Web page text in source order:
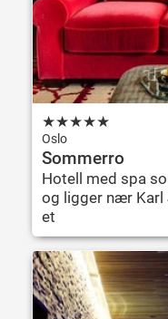
★★★★★
Oslo
Sommerro
Hotell med spa
og ligger nær Karl
et